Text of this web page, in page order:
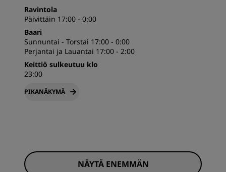
Ravintola
Päivittäin 17:00 - 0:00
Baari
Sunnuntai - Torstai 17:00 - 0:00
Perjantai ja Lauantai 17:00 - 2:00
Keittiö sulkeutuu klo
23:00
PIKANÄKYMÄ
NÄYTÄ ENEMMÄN